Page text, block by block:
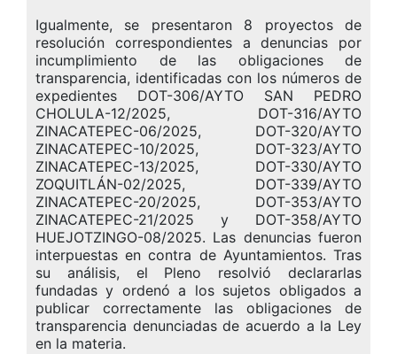
Igualmente, se presentaron 8 proyectos de
resolución correspondientes a denuncias por
incumplimiento de las obligaciones de
transparencia, identificadas con los números de
expedientes DOT-306/AYTO SAN PEDRO
CHOLULA-12/2025, DOT-316/AYTO
ZINACATEPEC-06/2025, DOT-320/AYTO
ZINACATEPEC-10/2025, DOT-323/AYTO
ZINACATEPEC-13/2025, DOT-330/AYTO
ZOQUITLÁN-02/2025, DOT-339/AYTO
ZINACATEPEC-20/2025, DOT-353/AYTO
ZINACATEPEC-21/2025 y DOT-358/AYTO
HUEJOTZINGO-08/2025. Las denuncias fueron
interpuestas en contra de Ayuntamientos. Tras
su análisis, el Pleno resolvió declararlas
fundadas y ordenó a los sujetos obligados a
publicar correctamente las obligaciones de
transparencia denunciadas de acuerdo a la Ley
en la materia.